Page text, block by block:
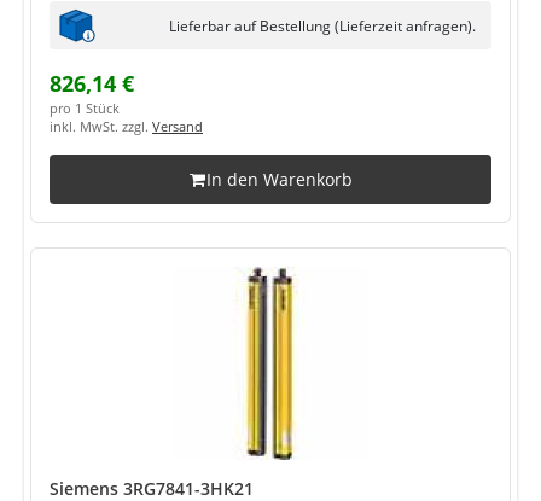
Lieferbar auf Bestellung (Lieferzeit anfragen).
826,14 €
pro 1 Stück
inkl. MwSt. zzgl. Versand
In den Warenkorb
Siemens 3RG7841-3HK21